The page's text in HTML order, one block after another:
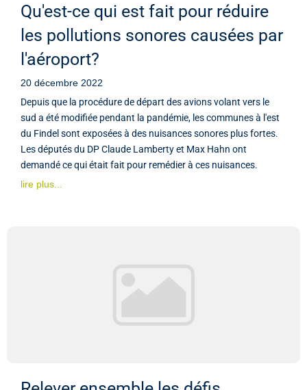
Qu'est-ce qui est fait pour réduire
les pollutions sonores causées par
l'aéroport?
20 décembre 2022
Depuis que la procédure de départ des avions volant vers le
sud a été modifiée pendant la pandémie, les communes à l'est
du Findel sont exposées à des nuisances sonores plus fortes.
Les députés du DP Claude Lamberty et Max Hahn ont
demandé ce qui était fait pour remédier à ces nuisances.
lire plus...